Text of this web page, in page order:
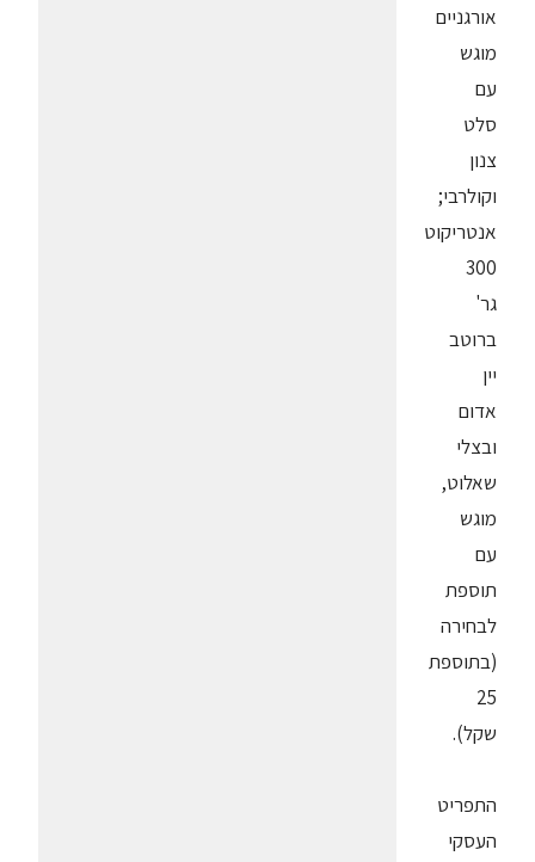
אורגניים
מוגש
עם
סלט
צנון
וקולרבי;
אנטריקוט
300
גר'
ברוטב
יין
אדום
ובצלי
שאלוט,
מוגש
עם
תוספת
לבחירה
(בתוספת
25
שקל).
התפריט
העסקי